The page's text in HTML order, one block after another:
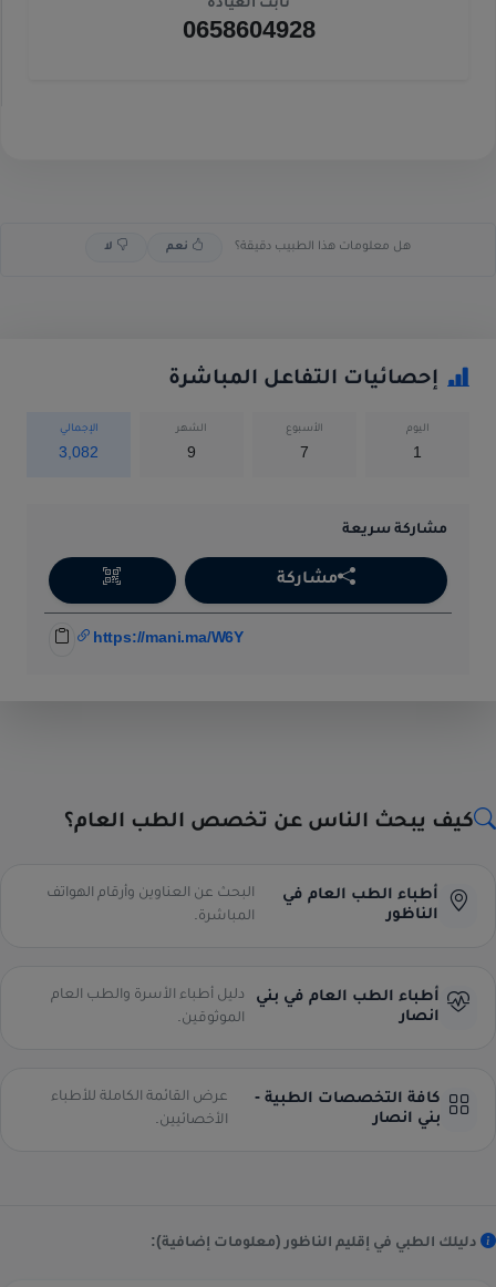
ثابت العيادة
0658604928
هل معلومات هذا الطبيب دقيقة؟ نعم لا
إحصائيات التفاعل المباشرة
اليوم
1
الأسبوع
7
الشهر
9
الإجمالي
3,082
مشاركة سريعة
مشاركة
https://mani.ma/W6Y
كيف يبحث الناس عن تخصص الطب العام؟
أطباء الطب العام في
الناظور
البحث عن العناوين وأرقام الهواتف
المباشرة.
أطباء الطب العام في بني
انصار
دليل أطباء الأسرة والطب العام
الموثوقين.
كافة التخصصات الطبية -
بني انصار
عرض القائمة الكاملة للأطباء
الأخصائيين.
دليلك الطبي في إقليم الناظور (معلومات إضافية):